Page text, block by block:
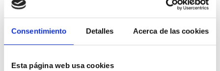
Consentimiento Detalles Acerca de las cookies
Esta página web usa cookies